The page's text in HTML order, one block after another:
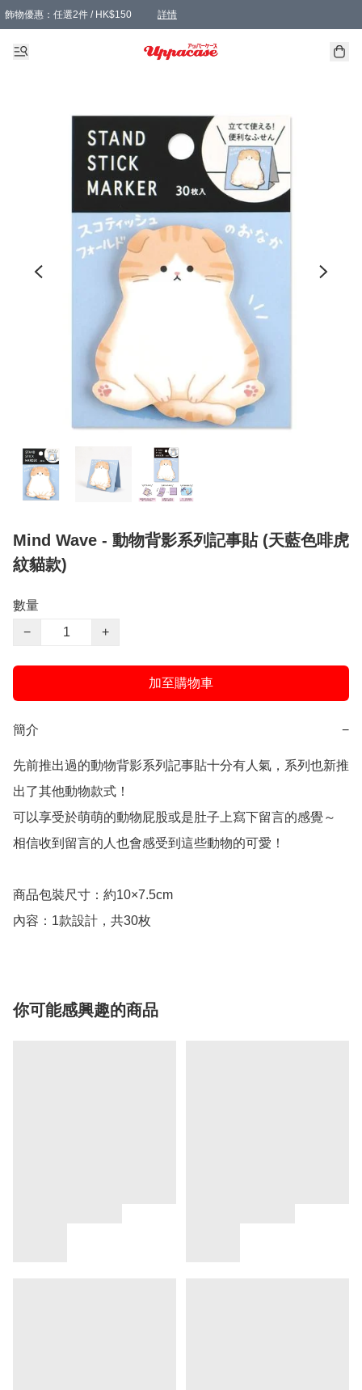
飾物優惠：任選2件 / HK$150 詳情
髮飾優惠：任選2件 / HK$100 詳情
精選襪子優惠：任選3對 / HK$115 詳情
滿額免運：本地訂單滿港幣350元可享免運費優惠
Mind Wave - 動物背影系列記事貼 (天藍色啡虎
紋貓款)
數量
−
+
加至購物車
簡介 −
先前推出過的動物背影系列記事貼十分有人氣，系列也新推
出了其他動物款式！
可以享受於萌萌的動物屁股或是肚子上寫下留言的感覺～
相信收到留言的人也會感受到這些動物的可愛！
商品包裝尺寸：約10×7.5cm
內容：1款設計，共30枚
你可能感興趣的商品